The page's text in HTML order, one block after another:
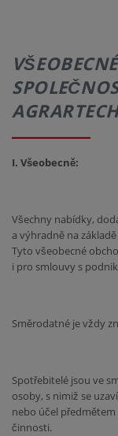
I. Všeobecně:
Všechny nabídky,
a výhradně na
Tyto všeobecné
i pro smlouvy s
Směrodatné je vždy
Spotřebitelé jsou ve
osoby, s nimiž se
nebo účel
činnosti.